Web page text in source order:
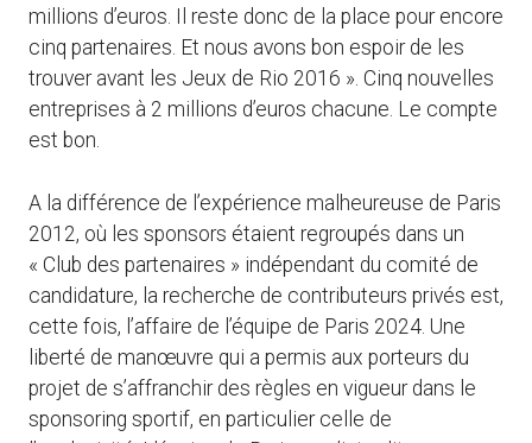
millions d’euros. Il reste donc de la place pour encore
cinq partenaires. Et nous avons bon espoir de les
trouver avant les Jeux de Rio 2016 ». Cinq nouvelles
entreprises à 2 millions d’euros chacune. Le compte
est bon.
A la différence de l’expérience malheureuse de Paris
2012, où les sponsors étaient regroupés dans un
« Club des partenaires » indépendant du comité de
candidature, la recherche de contributeurs privés est,
cette fois, l’affaire de l’équipe de Paris 2024. Une
liberté de manœuvre qui a permis aux porteurs du
projet de s’affranchir des règles en vigueur dans le
sponsoring sportif, en particulier celle de